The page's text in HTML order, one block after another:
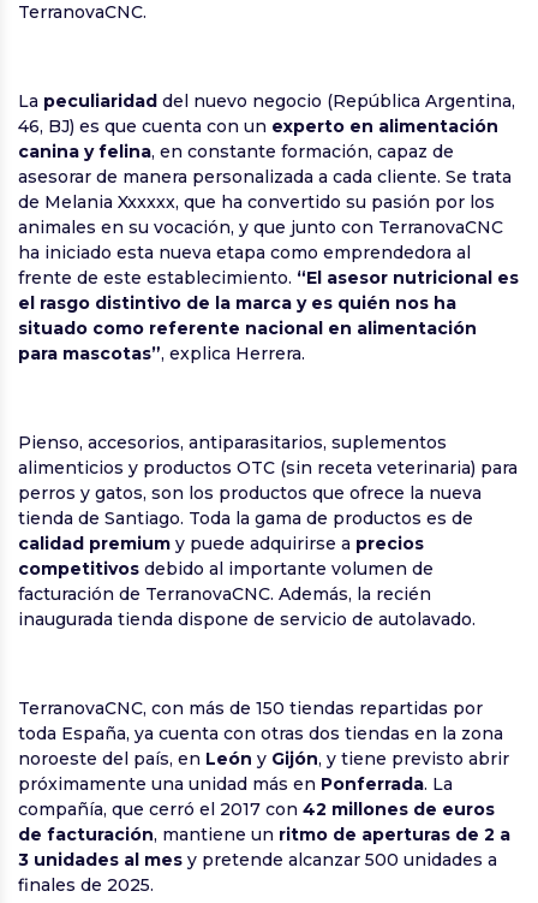
TerranovaCNC.
La peculiaridad del nuevo negocio (República Argentina,
46, BJ) es que cuenta con un experto en alimentación
canina y felina, en constante formación, capaz de
asesorar de manera personalizada a cada cliente. Se trata
de Melania Xxxxxx, que ha convertido su pasión por los
animales en su vocación, y que junto con TerranovaCNC
ha iniciado esta nueva etapa como emprendedora al
frente de este establecimiento. “El asesor nutricional es
el rasgo distintivo de la marca y es quién nos ha
situado como referente nacional en alimentación
para mascotas”, explica Herrera.
Pienso, accesorios, antiparasitarios, suplementos
alimenticios y productos OTC (sin receta veterinaria) para
perros y gatos, son los productos que ofrece la nueva
tienda de Santiago. Toda la gama de productos es de
calidad premium y puede adquirirse a precios
competitivos debido al importante volumen de
facturación de TerranovaCNC. Además, la recién
inaugurada tienda dispone de servicio de autolavado.
TerranovaCNC, con más de 150 tiendas repartidas por
toda España, ya cuenta con otras dos tiendas en la zona
noroeste del país, en León y Gijón, y tiene previsto abrir
próximamente una unidad más en Ponferrada. La
compañía, que cerró el 2017 con 42 millones de euros
de facturación, mantiene un ritmo de aperturas de 2 a
3 unidades al mes y pretende alcanzar 500 unidades a
finales de 2025.